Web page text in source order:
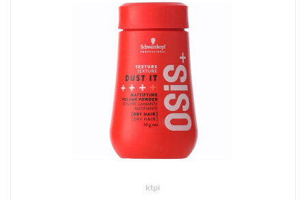
Warszawa Kraków Katowice Wrocław
Poznań Szczecin Rzeszów Łódź
Częstochowa Bielsko Białystok Kielce
Radom Lublin Kalisz Leszno
Przemyśl Konin Siedlce Stalowa Wola
Zakopane Opole Zielona Góra Chełm
Płock Gorzów Piła Gniezno
Włocławek Łomża Olsztyn Koszalin
Słupsk.